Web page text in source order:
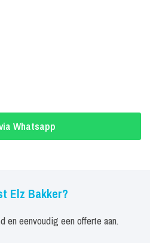
Whatsapp
Elz Bakker?
en eenvoudig een offerte aan.